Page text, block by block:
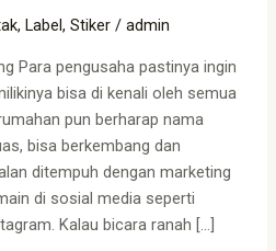
,Label,Stiker /admin
Para pengusaha pastinya ingin
bisa di kenali oleh semua
pun berharap nama
bisa berkembang dan
ditempuh dengan marketing
di sosial media seperti
Kalau bicara ranah […]